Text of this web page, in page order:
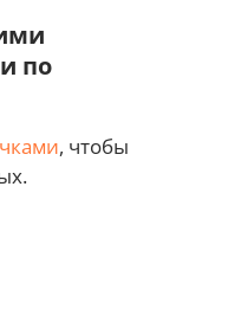
по
, чтобы